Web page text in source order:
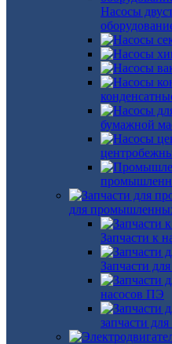
Насосы
бумажной
для
Запчасти к
Запчасти
насосов ПЭ
запчасти